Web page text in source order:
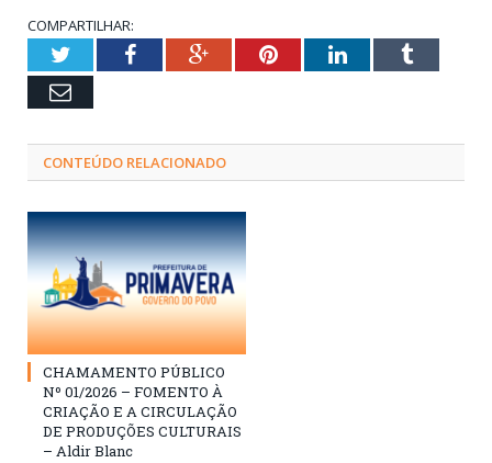
COMPARTILHAR:
TwitterFacebookGoogle+PinterestLinkedInTumblr
Email
CONTEÚDO RELACIONADO
CHAMAMENTO PÚBLICO
Nº 01/2026 – FOMENTO À
CRIAÇÃO E A CIRCULAÇÃO
DE PRODUÇÕES CULTURAIS
– Aldir Blanc